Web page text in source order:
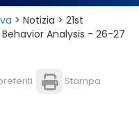
> Notizia > 21st
Analysis - 26-27
Stampa